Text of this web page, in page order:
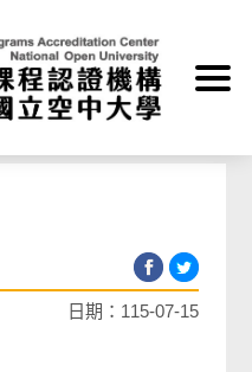
日期：115-07-15